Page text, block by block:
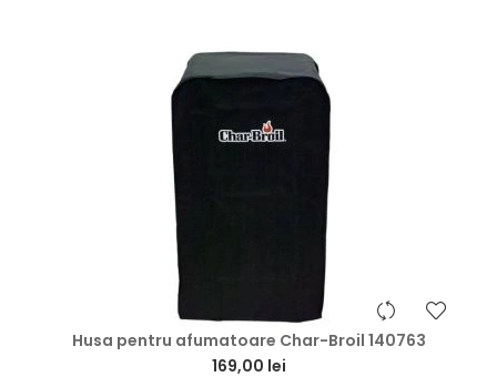
Husa pentru afumatoare Char-Broil 140763
169,00 lei